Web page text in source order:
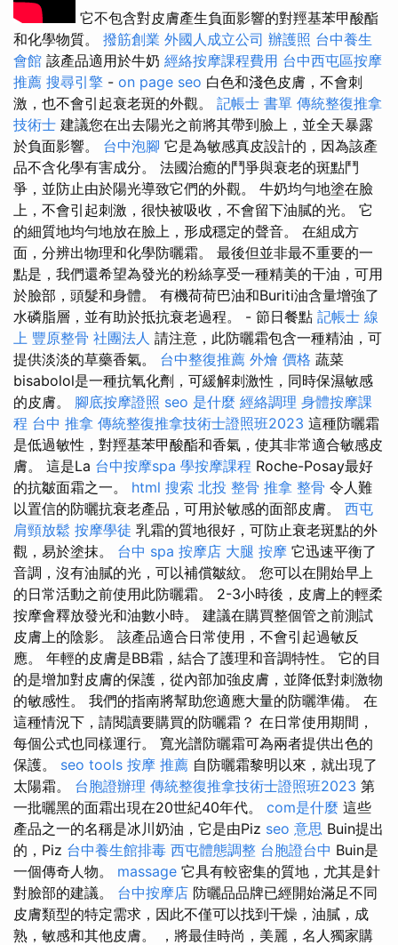
它不包含對皮膚產生負面影響的對羥基苯甲酸酯
和化學物質。 撥筋創業 外國人成立公司 辦護照 台中養生
會館 該產品適用於牛奶 經絡按摩課程費用 台中西屯區按摩
推薦 搜尋引擎 - on page seo 白色和淺色皮膚，不會刺
激，也不會引起衰老斑的外觀。 記帳士 書單 傳統整復推拿
技術士 建議您在出去陽光之前將其帶到臉上，並全天暴露
於負面影響。 台中泡腳 它是為敏感真皮設計的，因為該產
品不含化學有害成分。 法國治癒的鬥爭與衰老的斑點鬥
爭，並防止由於陽光導致它們的外觀。 牛奶均勻地塗在臉
上，不會引起刺激，很快被吸收，不會留下油膩的光。 它
的細質地均勻地放在臉上，形成穩定的聲音。 在組成方
面，分辨出物理和化學防曬霜。 最後但並非最不重要的一
點是，我們還希望為發光的粉絲享受一種精美的干油，可用
於臉部，頭髮和身體。 有機荷荷巴油和Buriti油含量增強了
水磷脂層，並有助於抵抗衰老過程。 - 節日餐點 記帳士 線
上 豐原整骨 社團法人 請注意，此防曬霜包含一種精油，可
提供淡淡的草藥香氣。 台中整復推薦 外燴 價格 蔬菜
bisabolol是一種抗氧化劑，可緩解刺激性，同時保濕敏感
的皮膚。 腳底按摩證照 seo 是什麼 經絡調理 身體按摩課
程 台中 推拿 傳統整復推拿技術士證照班2023 這種防曬霜
是低過敏性，對羥基苯甲酸酯和香氣，使其非常適合敏感皮
膚。 這是La 台中按摩spa 學按摩課程 Roche-Posay最好
的抗皺面霜之一。 html 搜索 北投 整骨 推拿 整骨 令人難
以置信的防曬抗衰老產品，可用於敏感的面部皮膚。 西屯
肩頸放鬆 按摩學徒 乳霜的質地很好，可防止衰老斑點的外
觀，易於塗抹。 台中 spa 按摩店 大腿 按摩 它迅速平衡了
音調，沒有油膩的光，可以補償皺紋。 您可以在開始早上
的日常活動之前使用此防曬霜。 2-3小時後，皮膚上的輕柔
按摩會釋放發光和油數小時。 建議在購買整個管之前測試
皮膚上的陰影。 該產品適合日常使用，不會引起過敏反
應。 年輕的皮膚是BB霜，結合了護理和音調特性。 它的目
的是增加對皮膚的保護，從內部加強皮膚，並降低對刺激物
的敏感性。 我們的指南將幫助您適應大量的防曬準備。 在
這種情況下，請閱讀要購買的防曬霜？ 在日常使用期間，
每個公式也同樣運行。 寬光譜防曬霜可為兩者提供出色的
保護。 seo tools 按摩 推薦 自防曬霜黎明以來，就出現了
太陽霜。 台胞證辦理 傳統整復推拿技術士證照班2023 第
一批曬黑的面霜出現在20世紀40年代。 com是什麼 這些
產品之一的名稱是冰川奶油，它是由Piz seo 意思 Buin提出
的，Piz 台中養生館排毒 西屯體態調整 台胞證台中 Buin是
一個傳奇人物。 massage 它具有較密集的質地，尤其是針
對臉部的建議。 台中按摩店 防曬品品牌已經開始滿足不同
皮膚類型的特定需求，因此不僅可以找到干燥，油膩，成
熟，敏感和其他皮膚。 ，將最佳時尚，美麗，名人獨家購